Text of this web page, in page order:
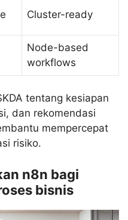
Cluster-ready
Node-based
workflows
tentang kesiapan
dan rekomendasi
mempercepat
risiko.
n8n bagi
bisnis